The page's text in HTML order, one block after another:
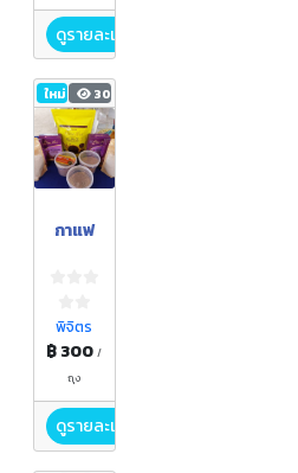
ดูรายละเอียด
ใหม่ 30
กาแฟ
พิจิตร
฿ 300/
ถุง
ดูรายละเอียด